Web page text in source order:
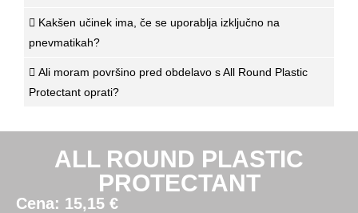
Kakšen učinek ima, če se uporablja izključno na
pnevmatikah?
Ali moram površino pred obdelavo s All Round Plastic
Protectant oprati?
ALL ROUND PLASTIC
PROTECTANT
Cena: 15,15 €